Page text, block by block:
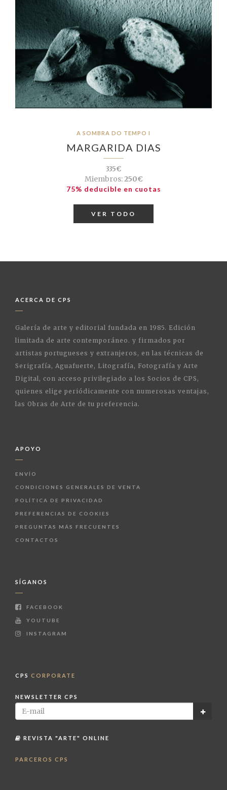
A SOMBRA DO TEMPO I
MARGARIDA DIAS
335€
Miembros:250€
75% deducible en cuotas
VER TODO
ACERCA DE CPS
Galería de arte y editorial fundada en 1985. Edición
limitada de arte contemporáneo. y firmados por
artistas portugueses y extranjeros, en las técnicas de
Serigrafía, Aguafuerte, Litografía, Fotografía y Arte
Digital, con acceso privilegiado a los Socios de CPS,
quienes elige periódicamente con numerosas ventajas,
las Obras de Arte de tu preferencia.
APOYO
ENVÍO
CONDICIONES GENERALES DE VENTA
POLÍTICA DE PRIVACIDAD
PREFERENCIAS DE COOKIES
PREGUNTAS MÁS FRECUENTES
CONTACTOS
SÍGANOS
FACEBOOK
YOUTUBE
INSTAGRAM
CPS CORPORATE
NEWSLETTER CPS
REVISTA "ARTE" ONLINE
PARCEROS CPS